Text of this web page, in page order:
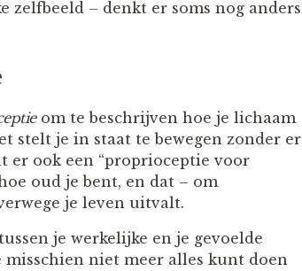
zelfbeeld – denkt er soms nog anders
om te beschrijven hoe je lichaam
stelt je in staat te bewegen zonder er
er ook een “proprioceptie voor
oud je bent, en dat – om
je leven uitvalt.
je werkelijke en je gevoelde
niet meer alles kunt doen